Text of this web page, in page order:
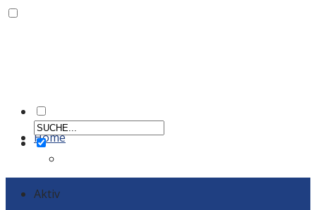
Home
Aktiv